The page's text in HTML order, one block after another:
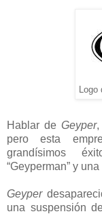
Hablar de Geyper,
pero esta
grandísimos
“Geyperman” y
Geyper
una suspensión